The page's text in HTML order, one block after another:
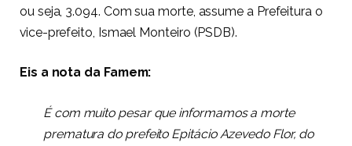
ou seja, 3.094. Com sua morte, assume a Prefeitura o
vice-prefeito, Ismael Monteiro (PSDB).
Eis a nota da Famem:
É com muito pesar que informamos a morte
prematura do prefeito Epitácio Azevedo Flor, do